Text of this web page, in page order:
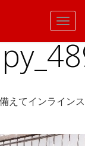
えてインラインス